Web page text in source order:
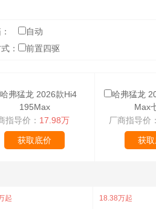
自动
： 前置四驱
哈弗猛龙 2026款Hi4
195Max
指导价： 17.98万
获取底价
哈弗猛龙
Max
厂商指导价：
获
起 18.38万起